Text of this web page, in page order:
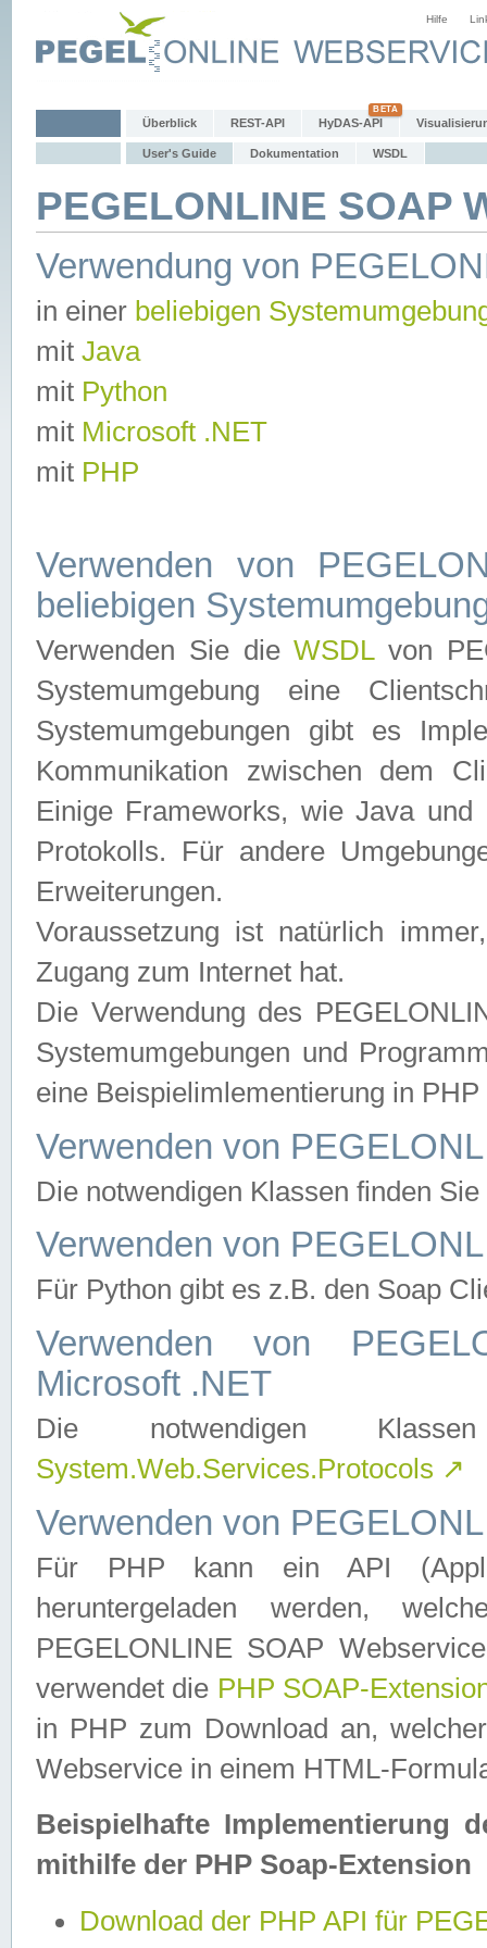
Hilfe
Überblick REST-API HyDAS-API
User's Guide Dokumentation WSDL
PEGELONLINE SOAP
Verwendung von
in einer beliebigen
mit Java
mit Python
mit Microsoft .NET
mit PHP
Verwenden von
beliebigen
Verwenden Sie dieWSDLvon
Systemumgebung eine
Systemumgebungen gibt es
Kommunikation zwischen dem
Einige Frameworks, wie Java
Protokolls. Für andere
Erweiterungen.
Voraussetzung ist natürlich
Zugang zum Internet hat.
Die Verwendung des
Systemumgebungen und
eine Beispielimlementierung in
Verwenden von
Die notwendigen Klassen finden
Verwenden von
Für Python gibt es z.B. den Soap
Verwenden von
Microsoft .NET
Die notwendigen
System.Web.Services.Protocols ↗
Verwenden von
Für PHP kann ein API
heruntergeladen werden,
PEGELONLINE SOAP
verwendet die PHP SOAP-
in PHP zum Download an,
Webservice in einem HTML-
Beispielhafte Implementierung
mithilfe der PHP Soap-Extension
Download der PHP API für